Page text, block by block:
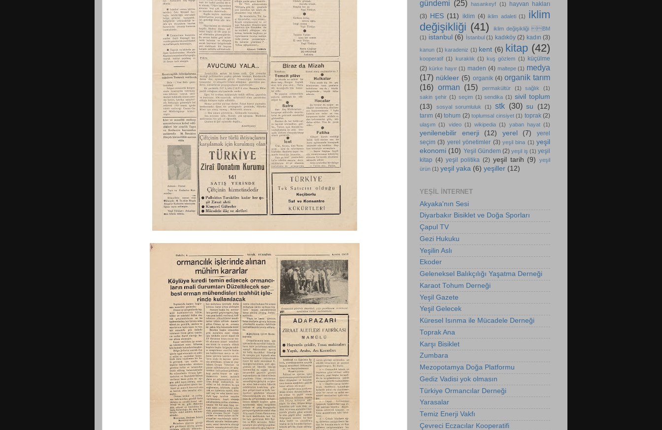
gündemi (25) hasankeyf (1)
hayvan hakları
(3) HES (11) iklim (4) iklim adaleti (1)
iklim
değişikliği (41)
iklim değişikliği BM
(1) istanbul (6) İstanbul (1) kadıköy (2) kadın (3)
kanun (1) karadeniz (1) kent (6) kitap (42)
kooperatif (1) kuraklık (1) kuş gözlem (1) küçülme
(2) kürke hayır (1) maden (4) maltepe (1) medya
(17) nükleer (5) organik (4) organik tarım
(16) orman (15) permakültür (1) sağlık
(1)
sakin şehir (1) seçim (1) sendika (1) sivil toplum
(13)
sosyal sorumluluk (1) stk (30) su (12)
tarım (4) tohum (2) toplumsal cinsiyet (1) toprak (2)
ulaşım (1) video (1) wikipedia (1) yaban hayat (1)
yenilenebilir enerji (12) yerel (7)
yerel
seçim (3) yerel yönetimler (3) yeşil bina (1) yeşil
ekonomi (10) Yeşil Gündem (2) yeşil iş (1) yeşil
kitap (4) yeşil politika (2) yeşil tarih (9)
yeşil
ürün (1) yeşil yaka (6) yeşiller (12)
YEŞIL INTERNET
Akyaka'nın Sesi
Diyarbakır Bisiklet ve Doğa Sporları
Çapul TV
Gezi Hukuku
Yeşilin Aslı
Ekoder
Geleneksel Balıkçılığı Yaşatma Derneği
Karaot Tohum Derneği
Yeşil Gazete
Yeşil Gelecek
Küresel Isınma ile Mücadele Derneği
Toprak Ana
Karşı Bisiklet
Zumbara
Mezopotamya Doğa Platformu
Gediz Vadisi yok olmasın
Türkiye Ormancılar Derneği
Yarasalar
Temiz Enerji Vakfı
Çevreci Eczacılar Kooperatifi